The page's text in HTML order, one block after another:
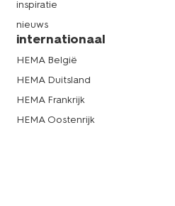
inspiratie
nieuws
internationaal
HEMA België
HEMA Duitsland
HEMA Frankrijk
HEMA Oostenrijk